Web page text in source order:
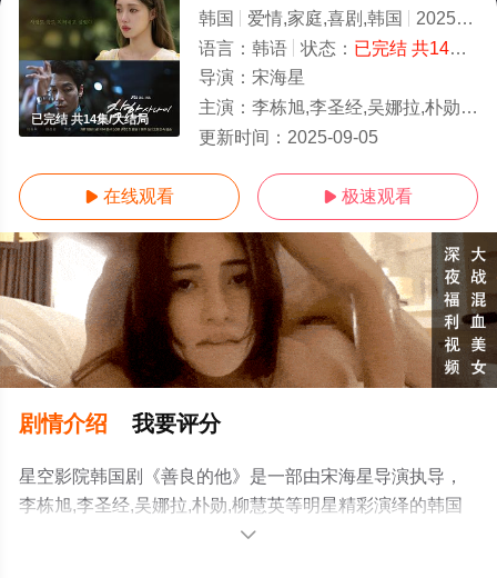
已完结 共14集/大结局
韩国 爱情,家庭,喜剧,韩国 2025
9.0
语言： 韩语 状态： 已完结 共14集
导演： 宋海星
主演： 李栋旭,李圣经,吴娜拉,朴勋,柳慧英
更新时间： 2025-09-05
 在线观看  极速观看
剧情介绍 我要评分
星空影院韩国剧《善良的他》是一部由宋海星导演执导，
李栋旭,李圣经,吴娜拉,朴勋,柳慧英等明星精彩演绎的韩国
电视剧，大结局剧情已揭晓（已完结 共14集），手机免费
